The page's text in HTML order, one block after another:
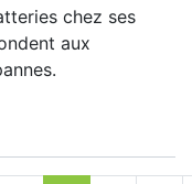
chez ses
aux